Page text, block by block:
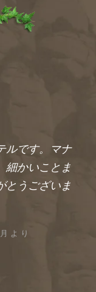
ルです。マナ
細かいことま
とうございま
より